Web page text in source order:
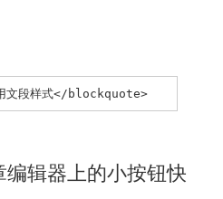
文段样式</blockquote>
辑器上的小按钮快